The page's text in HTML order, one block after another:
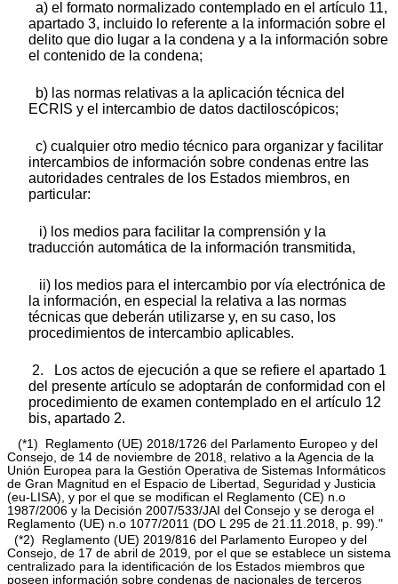
a) el formato normalizado contemplado en el artículo 11,
apartado 3, incluido lo referente a la información sobre el
delito que dio lugar a la condena y a la información sobre
el contenido de la condena;
b) las normas relativas a la aplicación técnica del
ECRIS y el intercambio de datos dactiloscópicos;
c) cualquier otro medio técnico para organizar y facilitar
intercambios de información sobre condenas entre las
autoridades centrales de los Estados miembros, en
particular:
i) los medios para facilitar la comprensión y la
traducción automática de la información transmitida,
ii) los medios para el intercambio por vía electrónica de
la información, en especial la relativa a las normas
técnicas que deberán utilizarse y, en su caso, los
procedimientos de intercambio aplicables.
2. Los actos de ejecución a que se refiere el apartado 1
del presente artículo se adoptarán de conformidad con el
procedimiento de examen contemplado en el artículo 12
bis, apartado 2.
(*1) Reglamento (UE) 2018/1726 del Parlamento Europeo y del
Consejo, de 14 de noviembre de 2018, relativo a la Agencia de la
Unión Europea para la Gestión Operativa de Sistemas Informáticos
de Gran Magnitud en el Espacio de Libertad, Seguridad y Justicia
(eu-LISA), y por el que se modifican el Reglamento (CE) n.o
1987/2006 y la Decisión 2007/533/JAI del Consejo y se deroga el
Reglamento (UE) n.o 1077/2011 (DO L 295 de 21.11.2018, p. 99)."
(*2) Reglamento (UE) 2019/816 del Parlamento Europeo y del
Consejo, de 17 de abril de 2019, por el que se establece un sistema
centralizado para la identificación de los Estados miembros que
poseen información sobre condenas de nacionales de terceros